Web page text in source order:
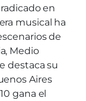
en
musical ha
de
Medio
destaca su
Aires
gana el